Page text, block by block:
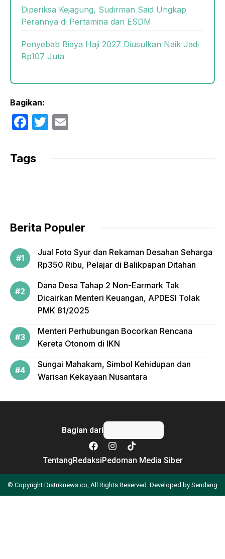
Diperiksa Kejagung, Sudirman Said Ungkap
Perannya di Pertamina dan ESDM
Penyebab Biaya Haji 2027 Diusulkan Naik Jadi
Rp107 Juta
Bagikan:
F
c
e
o
k
T
Tags
Berita Populer
Jual Foto Syur dan Rekaman Desahan Seharga
Rp350 Ribu, Pelajar di Balikpapan Ditahan
Dana Desa Tahap 2 Non-Earmark Tak
Dicairkan Menteri Keuangan, APDESI Tolak
PMK 81/2025
Menteri Perhubungan Bocorkan Rencana
Kereta Otonom di IKN
Sungai Mahakam, Simbol Kehidupan dan
Warisan Kekayaan Nusantara
Bagian dari
TentangRedaksiPedoman Media Siber
© Copyright Distriknews.co, All Rights Reserved. Developed by Sendang